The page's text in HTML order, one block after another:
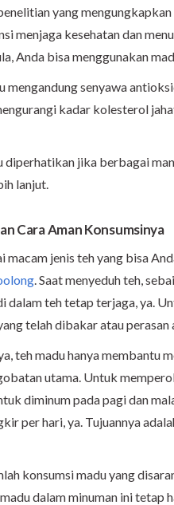
yang
menjaga kesehatan dan
Anda bisa menggunakan
mengandung senyawa
kadar kolesterol
diperhatikan jika berbagai
lanjut.
Cara Aman Konsumsinya
macam jenis teh yang bisa
. Saat menyeduh teh,
dalam teh tetap terjaga, ya.
telah dibakar atau perasan
teh madu hanya membantu
utama. Untuk
diminum pada pagi dan
per hari, ya. Tujuannya
konsumsi madu yang
dalam minuman ini